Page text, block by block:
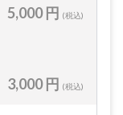
5,000 円 (税込)
3,000 円 (税込)